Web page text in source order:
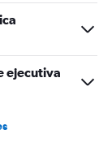
ejecutiva